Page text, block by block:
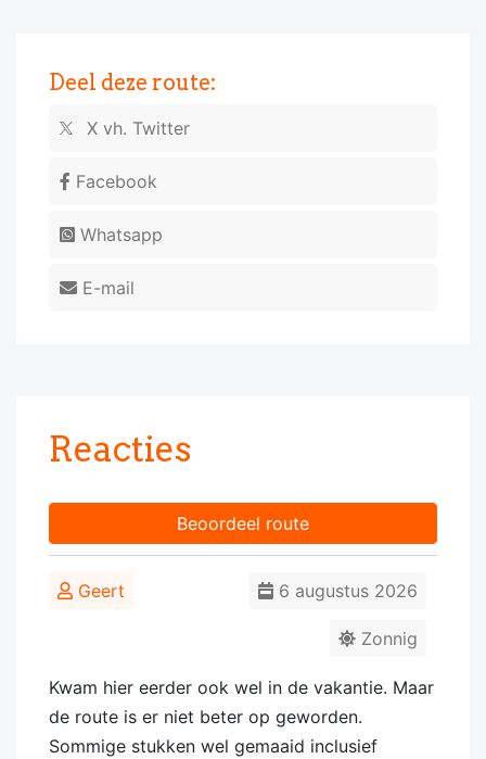
Deel deze route:
X vh. Twitter
Facebook
Whatsapp
E-mail
Reacties
Beoordeel route
Geert 6 augustus 2026
Zonnig
Kwam hier eerder ook wel in de vakantie. Maar
de route is er niet beter op geworden.
Sommige stukken wel gemaaid inclusief